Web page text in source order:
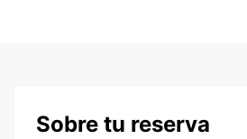
Sobre tu reserva